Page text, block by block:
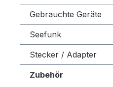
Gebrauchte Geräte
Seefunk
Stecker / Adapter
Zubehör